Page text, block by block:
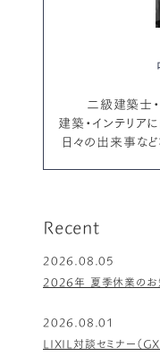
二級建築士・
建築・インテリア
日々の出来事など
Recent
2026.08.05
2026年 夏季休業のお
2026.08.01
LIXIL対談セミナー（GX